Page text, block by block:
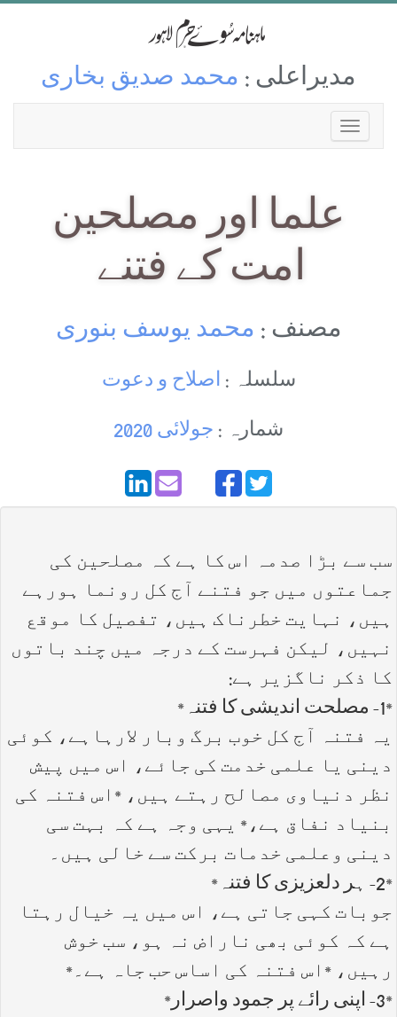
مدیراعلی : محمد صدیق بخاری
علما اور مصلحین
امت کے فتنے
مصنف : محمد یوسف بنوری
سلسلہ : اصلاح و دعوت
شمارہ : جولائی 2020
سب سے بڑا صدمہ اس کا ہے کہ مصلحین کی
جماعتوں میں جو فتنے آج کل رونما ہورہے
ہیں، نہایت خطرناک ہیں، تفصیل کا موقع
نہیں، لیکن فہرست کے درجہ میں چند باتوں
کا ذکر ناگزیر ہے:
*1- مصلحت اندیشی کا فتنہ*
یہ فتنہ آج کل خوب برگ وبار لارہاہے، کوئی
دینی یا علمی خدمت کی جائے، اس میں پیش
نظر دنیاوی مصالح رہتے ہیں، *اس فتنہ کی
بنیاد نفاق ہے،* یہی وجہ ہے کہ بہت سی
دینی وعلمی خدمات برکت سے خالی ہیں۔
*2- ہر دلعزیزی کا فتنہ*
جوبات کہی جاتی ہے، اس میں یہ خیال رہتا
ہے کہ کوئی بھی ناراض نہ ہو، سب خوش
رہیں، *اس فتنہ کی اساس حب جاہ ہے۔*
*3- اپنی رائے پر جمود واصرار*